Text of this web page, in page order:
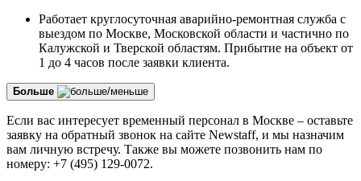
Работает круглосуточная аварийно-ремонтная служба с
выездом по Москве, Московской области и частично по
Калужской и Тверской областям. Прибытие на объект от
1 до 4 часов после заявки клиента.
Больше
Если вас интересует временный персонал в Москве – оставьте
заявку на обратный звонок на сайте Newstaff, и мы назначим
вам личную встречу. Также вы можете позвонить нам по
номеру: +7 (495) 129-0072.